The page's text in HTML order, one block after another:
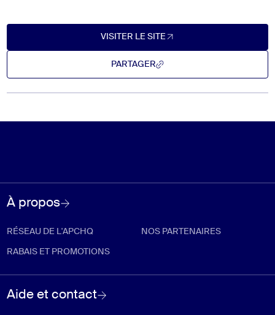
VISITER LE SITE
VISITER LE SITE
Visiter le site (Ouvre dans un nouvel onglet)
PARTAGER
PARTAGER
À propos
RÉSEAU DE L'APCHQ NOS PARTENAIRES
RABAIS ET PROMOTIONS
Aide et contact